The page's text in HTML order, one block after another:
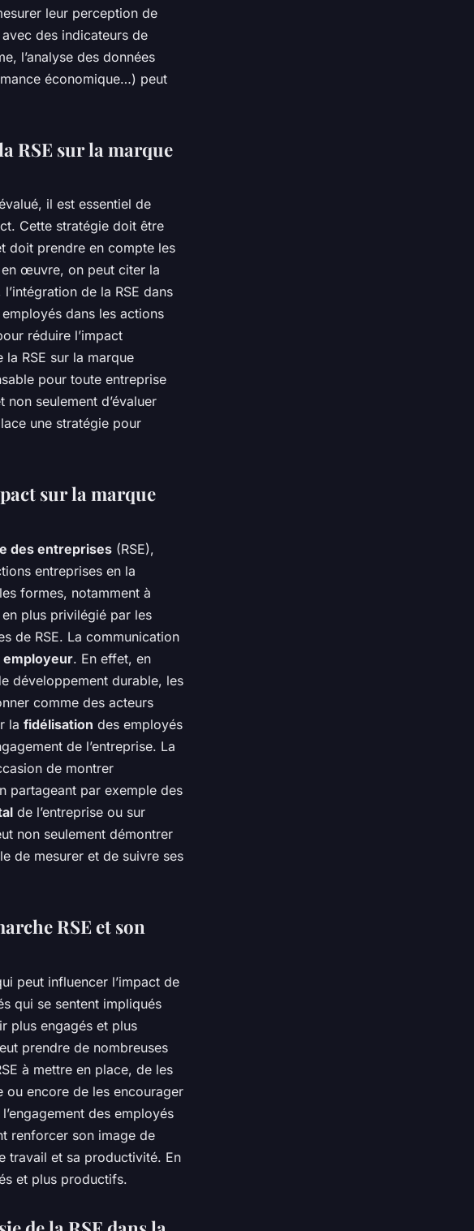
leur perception de
des indicateurs de
l’analyse des données
économique…) peut
RSE sur la marque
il est essentiel de
Cette stratégie doit être
doit prendre en compte les
en œuvre, on peut citer la
de la RSE dans
dans les actions
réduire l’impact
la RSE sur la marque
pour toute entreprise
seulement d’évaluer
une stratégie pour
sur la marque
des entreprises (RSE),
entreprises en la
formes, notamment à
plus privilégié par les
de RSE. La communication
employeur. En effet, en
développement durable, les
comme des acteurs
la fidélisation des employés
de l’entreprise. La
de montrer
partageant par exemple des
de l’entreprise ou sur
non seulement démontrer
de mesurer et de suivre ses
RSE et son
peut influencer l’impact de
qui se sentent impliqués
plus engagés et plus
prendre de nombreuses
à mettre en place, de les
encore de les encourager
des employés
renforcer son image de
travail et sa productivité. En
et plus productifs.